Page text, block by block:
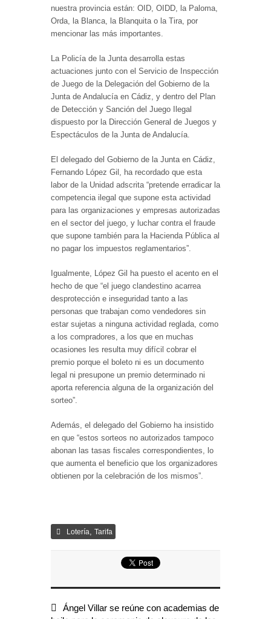
nuestra provincia están: OID, OIDD, la Paloma,
Orda, la Blanca, la Blanquita o la Tira, por
mencionar las más importantes.
La Policía de la Junta desarrolla estas
actuaciones junto con el Servicio de Inspección
de Juego de la Delegación del Gobierno de la
Junta de Andalucía en Cádiz, y dentro del Plan
de Detección y Sanción del Juego Ilegal
dispuesto por la Dirección General de Juegos y
Espectáculos de la Junta de Andalucía.
El delegado del Gobierno de la Junta en Cádiz,
Fernando López Gil, ha recordado que esta
labor de la Unidad adscrita “pretende erradicar la
competencia ilegal que supone esta actividad
para las organizaciones y empresas autorizadas
en el sector del juego, y luchar contra el fraude
que supone también para la Hacienda Pública al
no pagar los impuestos reglamentarios”.
Igualmente, López Gil ha puesto el acento en el
hecho de que “el juego clandestino acarrea
desprotección e inseguridad tanto a las
personas que trabajan como vendedores sin
estar sujetas a ninguna actividad reglada, como
a los compradores, a los que en muchas
ocasiones les resulta muy difícil cobrar el
premio porque el boleto ni es un documento
legal ni presupone un premio determinado ni
aporta referencia alguna de la organización del
sorteo”.
Además, el delegado del Gobierno ha insistido
en que “estos sorteos no autorizados tampoco
abonan las tasas fiscales correspondientes, lo
que aumenta el beneficio que los organizadores
obtienen por la celebración de los mismos”.
Lotería, Tarifa
Ángel Villar se reúne con academias de